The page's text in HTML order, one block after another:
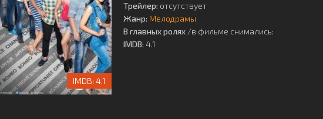
4.1
Трейлер: отсутствует
Жанр: Мелодрамы
В главных ролях /в фильме снимались:
IMDB: 4.1